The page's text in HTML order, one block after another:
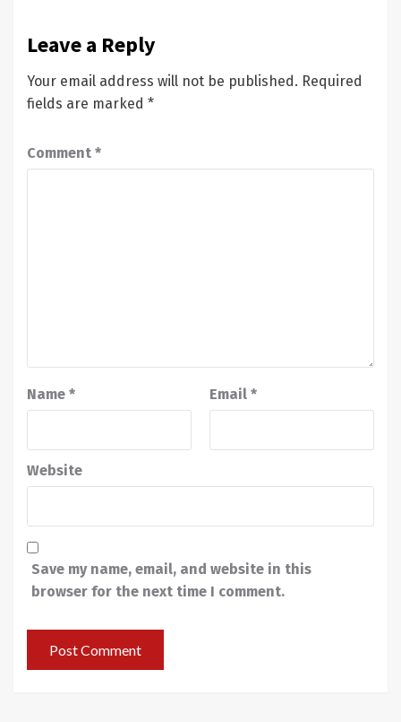
Leave a Reply
Your email address will not be published. Required
fields are marked *
Comment *
Name * Email *
Website
Save my name, email, and website in this
browser for the next time I comment.